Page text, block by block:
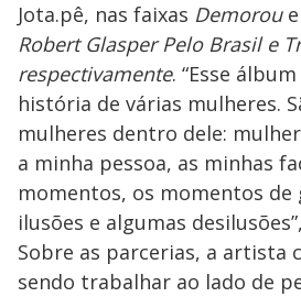
Jota.pê, nas faixas Demorou e
Robert Glasper Pelo Brasil e
respectivamente. “Esse
história de várias mulheres.
mulheres dentro dele:
a minha pessoa, as minhas
momentos, os momentos de
ilusões e algumas
Sobre as parcerias, a artista
sendo trabalhar ao lado de